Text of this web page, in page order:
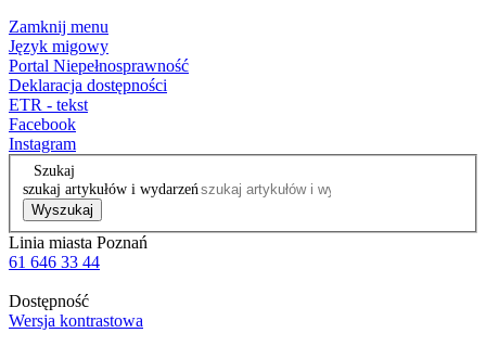
Zamknij menu
Język migowy
Portal Niepełnosprawność
Deklaracja dostępności
ETR - tekst
Facebook
Instagram
Szukaj
szukaj artykułów i wydarzeń
Wyszukaj
Linia miasta Poznań
61 646 33 44
Dostępność
Wersja kontrastowa